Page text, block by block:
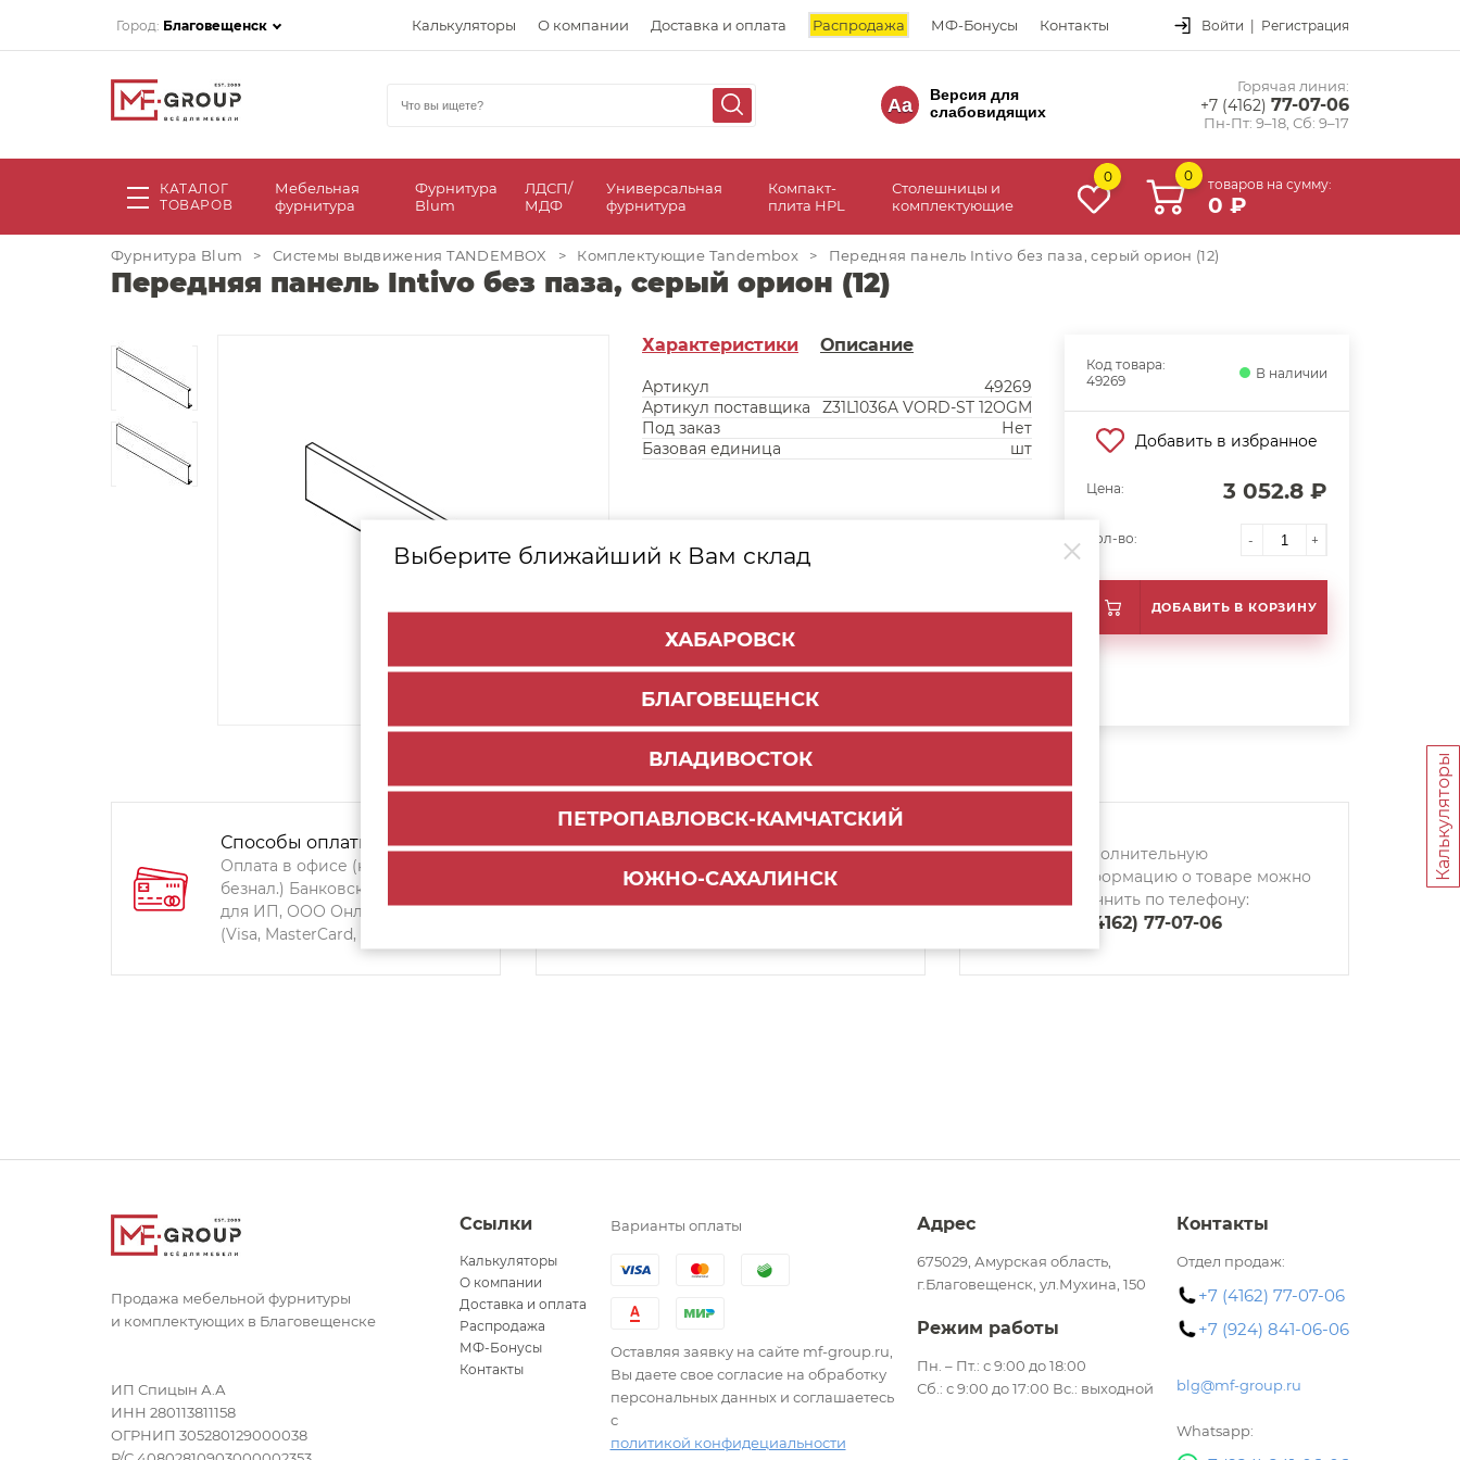
Город: Благовещенск Калькуляторы О компании Доставка и оплата Распродажа МФ-Бонусы Контакты Войти | Регистрация
Aa
Версия для
слабовидящих
Горячая линия:
+7 (4162) 77-07-06
Пн-Пт: 9–18, Сб: 9–17
КАТАЛОГ
ТОВАРОВ
Мебельная
фурнитура
Фурнитура
Blum
ЛДСП/
МДФ
Универсальная
фурнитура
Компакт-
плита HPL
Столешницы и
комплектующие
0 0
товаров на сумму:
0 ₽
Выберите ближайший к Вам склад
ХАБАРОВСК
БЛАГОВЕЩЕНСК
ВЛАДИВОСТОК
ПЕТРОПАВЛОВСК-КАМЧАТСКИЙ
ЮЖНО-САХАЛИНСК
Фурнитура Blum > Системы выдвижения TANDEMBOX > Комплектующие Tandembox > Передняя панель Intivo без паза, серый орион (12)
Передняя панель Intivo без паза, серый орион (12)
Характеристики Описание
Артикул
49269
Артикул поставщика
Z31L1036A VORD-ST 12OGM
Под заказ
Нет
Базовая единица
шт
Код товара:
49269
В наличии
Добавить в избранное
Цена: 3 052.8 ₽
Кол-во: - +
ДОБАВИТЬ В КОРЗИНУ
Способы оплаты:
Оплата в офисе (наличными,
безнал.) Банковский перевод
для ИП, ООО Онлайн-оплата
(Visa, MasterCard, Мир)
По городу:1000 руб.
Самовывоз:ул. Мухина 150
Дополнительную
информацию о товаре можно
уточнить по телефону:
8 (4162) 77-07-06
Калькуляторы
Продажа мебельной фурнитуры
и комплектующих в Благовещенске
ИП Спицын А.А
ИНН 280113811158
ОГРНИП 305280129000038
Ссылки
Калькуляторы
О компании
Доставка и оплата
Распродажа
МФ-Бонусы
Контакты
Варианты оплаты
Оставляя заявку на сайте mf-group.ru,
Вы даете свое согласие на обработку
персональных данных и соглашаетесь
с
политикой конфидециальности
Адрес
675029, Амурская область,
г.Благовещенск, ул.Мухина, 150
Режим работы
Пн. – Пт.: с 9:00 до 18:00
Сб.: с 9:00 до 17:00 Вс.: выходной
Контакты
Отдел продаж:
+7 (4162) 77-07-06
+7 (924) 841-06-06
blg@mf-group.ru
Whatsapp: